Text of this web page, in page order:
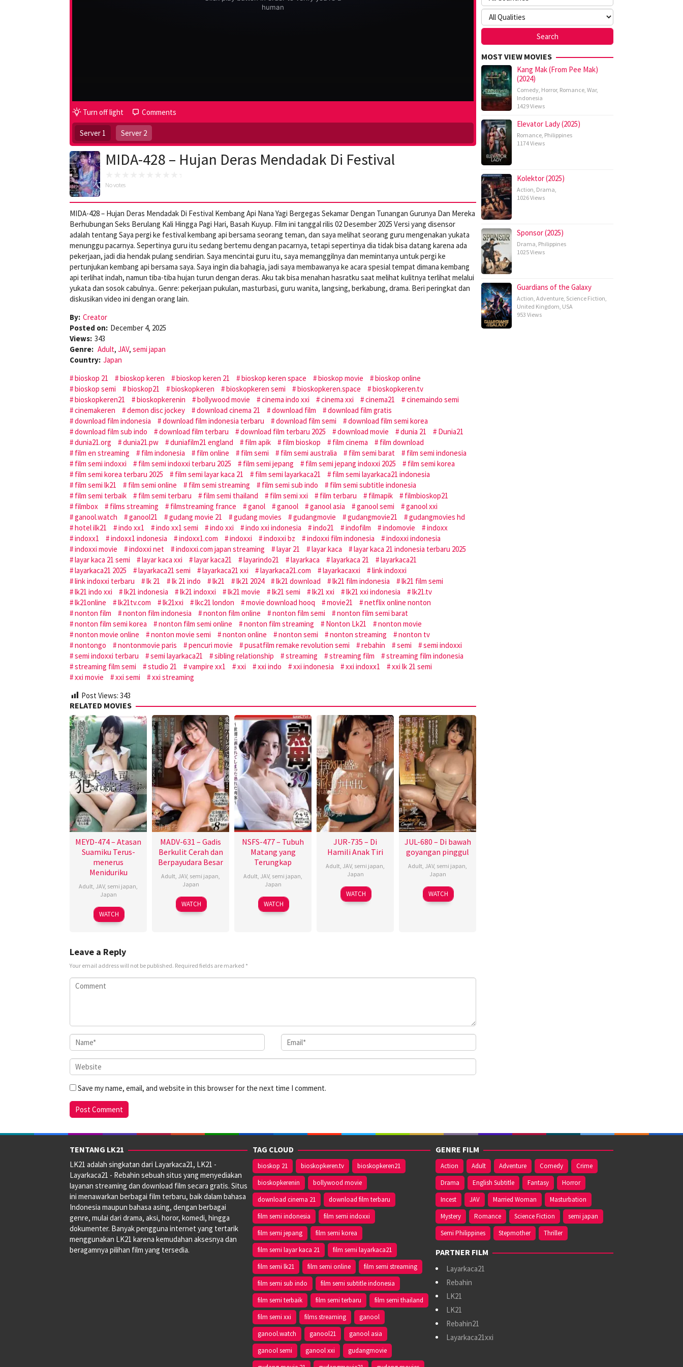
Turn off light Comments
Server 1 Server 2
MIDA-428 – Hujan Deras Mendadak Di Festival
No votes
MIDA-428 – Hujan Deras Mendadak Di Festival Kembang Api Nana Yagi Bergegas Sekamar Dengan Tunangan Gurunya Dan Mereka
Berhubungan Seks Berulang Kali Hingga Pagi Hari, Basah Kuyup. Film ini tanggal rilis 02 Desember 2025 Versi yang disensor
adalah tentang Saya pergi ke festival kembang api bersama seorang teman, dan saya melihat seorang guru mengenakan yukata
menunggu pacarnya. Sepertinya guru itu sedang bertemu dengan pacarnya, tetapi sepertinya dia tidak bisa datang karena ada
pekerjaan, jadi dia hendak pulang sendirian. Saya mencintai guru itu, saya memanggilnya dan memintanya untuk pergi ke
pertunjukan kembang api bersama saya. Saya ingin dia bahagia, jadi saya membawanya ke acara spesial tempat dimana kembang
api terlihat indah, namun tiba-tiba hujan turun dengan deras. Aku tak bisa menahan hasratku saat melihat kulitnya terlihat melalui
yukata dan sosok cabulnya.. Genre: pekerjaan pukulan, masturbasi, guru wanita, langsing, berkabung, drama. Beri peringkat dan
diskusikan video ini dengan orang lain.
By: Creator
Posted on: December 4, 2025
Views: 343
Genre: Adult, JAV, semi japan
Country: Japan
bioskop 21
bioskop keren bioskop keren 21 bioskop keren space bioskop movie
bioskop online
bioskop semi
bioskop21 bioskopkeren bioskopkeren semi bioskopkeren.space
bioskopkeren.tv
bioskopkeren21
bioskopkerenin bollywood movie cinema indo xxi cinema xxi cinema21
cinemaindo semi
cinemakeren
demon disc jockey download cinema 21 download film
download film gratis
download film indonesia
download film indonesia terbaru download film semi
download film semi korea
download film sub indo
download film terbaru download film terbaru 2025 download movie dunia 21
Dunia21
dunia21.org
dunia21.pw duniafilm21 england film apik film bioskop film cinema
film download
film en streaming
film indonesia film online film semi film semi australia film semi barat
film semi indonesia
film semi indoxxi
film semi indoxxi terbaru 2025 film semi jepang film semi jepang indoxxi 2025
film semi korea
film semi korea terbaru 2025
film semi layar kaca 21 film semi layarkaca21
film semi layarkaca21 indonesia
film semi lk21
film semi online film semi streaming film semi sub indo
film semi subtitle indonesia
film semi terbaik
film semi terbaru film semi thailand film semi xxi film terbaru filmapik
filmbioskop21
filmbox
films streaming filmstreaming france ganol ganool ganool asia ganool semi
ganool xxi
ganool.watch
ganool21 gudang movie 21 gudang movies gudangmovie gudangmovie21
gudangmovies hd
hotel ilk21
indo xx1 indo xx1 semi indo xxi indo xxi indonesia indo21 indofilm indomovie
indoxx
indoxx1
indoxx1 indonesia indoxx1.com indoxxi indoxxi bz indoxxi film indonesia
indoxxi indonesia
indoxxi movie
indoxxi net indoxxi.com japan streaming layar 21 layar kaca
layar kaca 21 indonesia terbaru 2025
layar kaca 21 semi
layar kaca xxi layar kaca21 layarindo21 layarkaca layarkaca 21
layarkaca21
layarkaca21 2025
layarkaca21 semi layarkaca21 xxi layarkaca21.com layarkacaxxi
link indoxxi
link indoxxi terbaru
lk 21 lk 21 indo lk21 lk21 2024 lk21 download lk21 film indonesia
lk21 film semi
lk21 indo xxi
lk21 indonesia lk21 indoxxi lk21 movie lk21 semi lk21 xxi lk21 xxi indonesia
lk21.tv
lk21online
lk21tv.com lk21xxi lkc21 london movie download hooq movie21
netflix online nonton
nonton film
nonton film indonesia nonton film online nonton film semi
nonton film semi barat
nonton film semi korea
nonton film semi online nonton film streaming Nonton Lk21
nonton movie
nonton movie online
nonton movie semi nonton online nonton semi nonton streaming
nonton tv
nontongo
nontonmovie paris pencuri movie pusatfilm remake revolution semi rebahin semi
semi indoxxi
semi indoxxi terbaru
semi layarkaca21 sibling relationship streaming streaming film
streaming film indonesia
streaming film semi
studio 21 vampire xx1 xxi xxi indo xxi indonesia xxi indoxx1
xxi lk 21 semi
xxi movie
xxi semi
xxi streaming
Post Views: 343
RELATED MOVIES
MEYD-474 – Atasan
Suamiku Terus-
menerus
Meniduriku
Adult JAV, semi japan
Japan
WATCH
MADV-631 – Gadis
Berkulit Cerah dan
Berpayudara Besar
Adult JAV, semi japan
Japan
WATCH
NSFS-477 – Tubuh
Matang yang
Terungkap
Adult JAV, semi japan
Japan
WATCH
JUR-735 – Di
Hamili Anak Tiri
Adult JAV, semi japan
Japan
WATCH
JUL-680 – Di bawah
goyangan pinggul
Adult JAV, semi japan
Japan
WATCH
Leave a Reply
Your email address will not be published. Required fields are marked *
Save my name, email, and website in this browser for the next time I comment.
MOST VIEW MOVIES
Kang Mak (From Pee Mak)
(2024)
Comedy, Horror, Romance, War,
Indonesia
1429 Views
Elevator Lady (2025)
Romance, Philippines
1174 Views
Kolektor (2025)
Action, Drama,
1026 Views
Sponsor (2025)
Drama, Philippines
1025 Views
Guardians of the Galaxy
Action, Adventure, Science Fiction,
United Kingdom, USA
953 Views
TENTANG LK21
LK21 adalah singkatan dari Layarkaca21, LK21 -
Layarkaca21 - Rebahin sebuah situs yang menyediakan
layanan streaming dan download film secara gratis. Situs
ini menawarkan berbagai film terbaru, baik dalam bahasa
Indonesia maupun bahasa asing, dengan berbagai
genre, mulai dari drama, aksi, horor, komedi, hingga
dokumenter. Banyak pengguna internet yang tertarik
menggunakan LK21 karena kemudahan aksesnya dan
beragamnya pilihan film yang tersedia.
TAG CLOUD
bioskop 21 bioskopkeren.tv
bioskopkeren21
bioskopkerenin
bollywood movie
download cinema 21
download film terbaru
film semi indonesia
film semi indoxxi
film semi jepang
film semi korea
film semi layar kaca 21
film semi layarkaca21
film semi lk21
film semi online
film semi streaming
film semi sub indo
film semi subtitle indonesia
film semi terbaik
film semi terbaru
film semi thailand
film semi xxi
films streaming
ganool
ganool.watch
ganool21
ganool asia
ganool semi
ganool xxi
gudangmovie
GENRE FILM
Action Adult Adventure Comedy
Crime
Drama
English Subtitle Fantasy
Horror
Incest
JAV Married Woman
Masturbation
Mystery
Romance Science Fiction
semi japan
Semi Philippines
Stepmother Thriller
PARTNER FILM
Layarkaca21
Rebahin
LK21
LK21
Rebahin21
Layarkaca21xxi